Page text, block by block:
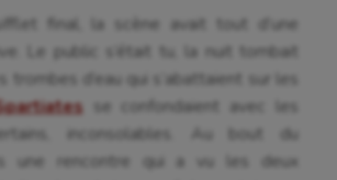
final, la scène avait tout d’une
Le public s’était tu, la nuit tombait
trombes d’eau qui s’abattaient sur les
se confondaient avec les
inconsolables. Au bout du
une rencontre qui a vu les deux